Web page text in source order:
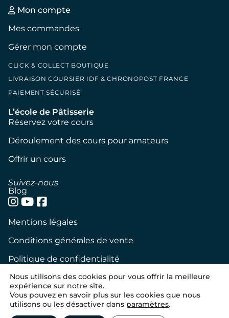
Mon compte
Mes commandes
Gérer mon compte
CLICK & COLLECT BOUTIQUE
LIVRAISON COURSIER IDF & CHRONOPOST FRANCE
PAIEMENT SÉCURISÉ
L’école de Pâtisserie
Réservez votre cours
Déroulement des cours pour amateurs
Offrir un cours
Suivez-nous
Blog
Mentions légales
Conditions générales de vente
Politique de confidentialité
Politique de cookies
Tous droits réservés – Nicolas Bernardé
Conception WebExpress
Nous utilisons des cookies pour vous offrir la meilleure
expérience sur notre site.
Vous pouvez en savoir plus sur les cookies que nous
utilisons ou les désactiver dans paramètres.